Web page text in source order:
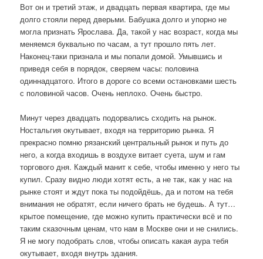
Вот он и третий этаж, и двадцать первая квартира, где мы
долго стояли перед дверьми. Бабушка долго и упорно не
могла признать Ярослава. Да, такой у нас возраст, когда мы
меняемся буквально по часам, а тут прошло пять лет.
Наконец-таки признала и мы попали домой. Умывшись и
приведя себя в порядок, сверяем часы: половина
одиннадцатого. Итого в дороге со всеми остановками шесть
с половиной часов. Очень неплохо. Очень быстро.
Минут через двадцать подорвались сходить на рынок.
Ностальгия окутывает, входя на территорию рынка. Я
прекрасно помню рязанский центральный рынок и путь до
него, а когда входишь в воздухе витает суета, шум и гам
торгового дня. Каждый манит к себе, чтобы именно у него ты
купил. Сразу видно люди хотят есть, а не так, как у нас на
рынке стоят и ждут пока ты подойдёшь, да и потом на тебя
внимания не обратят, если ничего брать не будешь. А тут…
крытое помещение, где можно купить практически всё и по
таким сказочным ценам, что нам в Москве они и не снились.
Я не могу подобрать слов, чтобы описать какая аура тебя
окутывает, входя внутрь здания.